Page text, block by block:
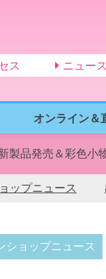
オンライン＆
ス ニュー
品発売＆彩色小
ップニュース
ショップニュース